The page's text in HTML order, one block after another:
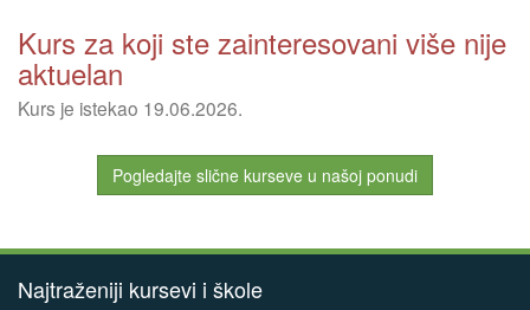
Kurs za koji ste zainteresovani više nije
aktuelan
Kurs je istekao 19.06.2026.
Pogledajte slične kurseve u našoj ponudi
Najtraženiji kursevi i škole